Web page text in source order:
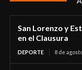
San Lorenzo y
en el Clausura
DEPORTE 8 de